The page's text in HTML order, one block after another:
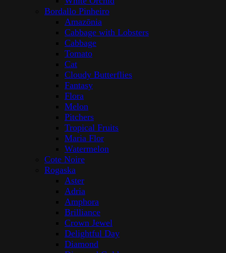
Bordallo Pinheiro
Amazōnia
Cabbage with Lobsters
Cabbage
Tomato
Cat
Cloudy Butterflies
Fantasy
Flora
Melon
Pitchers
Tropical Fruits
Maria Flor
Watermelon
Cote Noire
Rogaska
Aster
Adria
Amphora
Brilliance
Crown Jewel
Delightful Day
Diamond